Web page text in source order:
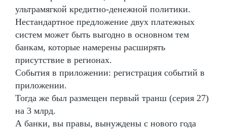
ультрамягкой кредитно-денежной политики.
Нестандартное предложение двух платежных
систем может быть выгодно в основном тем
банкам, которые намерены расширять
присутствие в регионах.
События в приложении: регистрация событий в
приложении.
Тогда же был размещен первый транш (серия 27)
на 3 млрд.
А банки, вы правы, вынуждены с нового года